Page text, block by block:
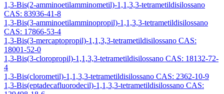
1,3-Bis(2-amminoetilamminometil)-1,1,3,3-tetrametildisilossano
CAS: 83936-41-8
1,3-Bis(3-amminoetilamminopropil)-1,1,3,3-tetrametildisilossano
CAS: 17866-53-4
1,3-Bis(3-mercaptopropil)-1,1,3,3-tetrametildisilossano CAS:
18001-52-0
1,3-Bis(3-cloropropil)-1,1,3,3-tetrametildisilossano CAS: 18132-72-
4
1,3-Bis(clorometil)-1,1,3,3-tetrametildisilossano CAS: 2362-10-9
1,3-Bis(eptadecafluorodecil)-1,1,3,3-tetrametildisilossano CAS: